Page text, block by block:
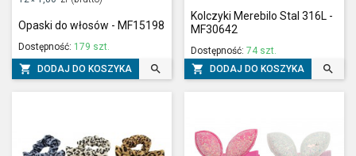
Opaski do włosów - MF15198
Dostępność: 179 szt.
 DODAJ DO KOSZYKA 
Kolczyki Merebilo Stal 316L -
MF30642
Dostępność: 74 szt.
 DODAJ DO KOSZYKA 